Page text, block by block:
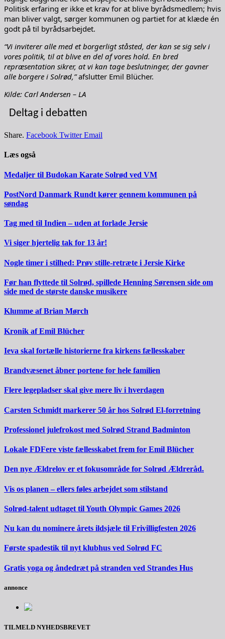
Politisk erfaring er ikke et krav for at blive byrådsmedlem; hvis
man bliver valgt, sørger kommunen og partiet for at klæde én
godt på til byrådsarbejdet.
“Vi inviterer alle med et borgerligt ståsted, der kan se sig selv i
vores politik, til at blive en del af vores hold. En bred
repræsentation sikrer, at vi kan tage beslutninger, der gavner
alle borgere i Solrød,”afslutter Emil Blücher.
Kilde: Carl Andersen – LA
Deltag i debatten
Share. Facebook Twitter Email
Læs også
Medaljer til Budokan Karate Solrød ved VM
PostNord Danmark Rundt kører gennem kommunen på
søndag
Tag med til Indien – uden at forlade Jersie
Vi siger hjertelig tak for 13 år!
Nogle timer i stilhed: Prøv stille-retræte i Jersie Kirke
Før han flyttede til Solrød, spillede Henning Sørensen side om
side med de største danske musikere
Klumme af Brian Mørch
Kronik af Emil Blücher
Ieva skal fortælle historierne fra kirkens fællesskaber
Brandvæsenet åbner portene for hele familien
Flere legepladser skal give mere liv i hverdagen
Carsten Schmidt markerer 50 år hos Solrød El-forretning
Professionel julefrokost med Solrød Strand Badminton
Lokale FDFere viste fællesskabet frem for Emil Blücher
Den nye Ældrelov er et fokusområde for Solrød Ældreråd.
Vis os planen – ellers føles arbejdet som stilstand
Solrød-talent udtaget til Youth Olympic Games 2026
Nu kan du nominere årets ildsjæle til Frivilligfesten 2026
Første spadestik til nyt klubhus ved Solrød FC
Gratis yoga og åndedræt på stranden ved Strandes Hus
annonce
TILMELD NYHEDSBREVET